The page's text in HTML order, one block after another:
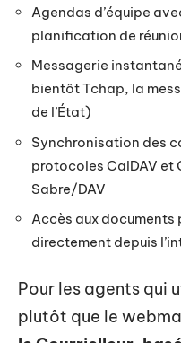
Agendas d’équipe
planification de
Messagerie
bientôt Tchap, la
de l’État)
Synchronisation des
protocoles CalDAV et
Sabre/DAV
Accès aux
directement depuis
Pour les agents qui
plutôt que le